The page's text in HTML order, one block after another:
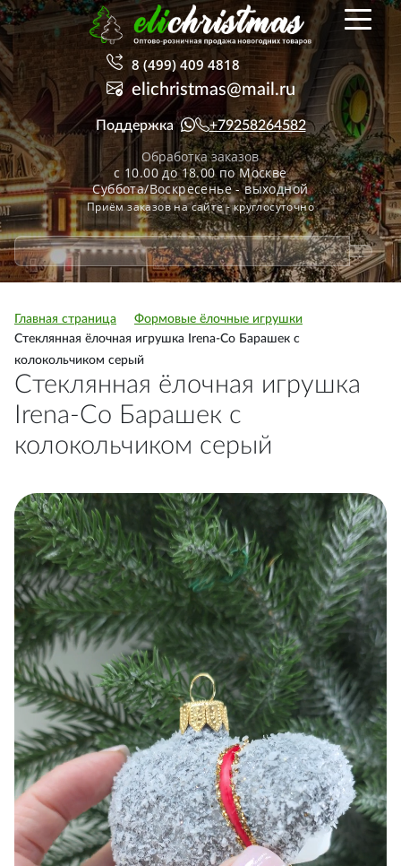
8 (499) 409 4818
elichristmas@mail.ru
Поддержка +79258264582
Обработка заказов
с 10.00 до 18.00 по Москве
Суббота/Воскресенье - выходной
Приём заказов на сайте - круглосуточно
Главная страница
Формовые ёлочные игрушки
Стеклянная ёлочная игрушка Irena-Co Барашек с
колокольчиком серый
Стеклянная ёлочная игрушка
Irena-Co Барашек с
колокольчиком серый